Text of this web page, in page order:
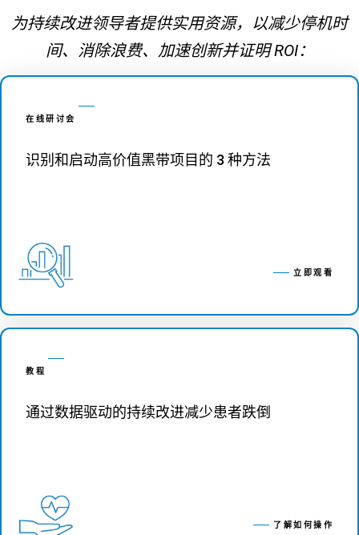
为持续改进领导者提供实用资源，以减少停机时
间、消除浪费、加速创新并证明 ROI：
在线研讨会
识别和启动高价值黑带项目的 3 种方法
立即观看
教程
通过数据驱动的持续改进减少患者跌倒
了解如何操作